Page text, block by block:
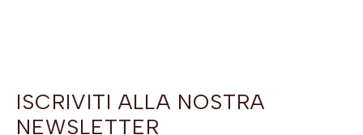
ISCRIVITI ALLA NOSTRA
NEWSLETTER